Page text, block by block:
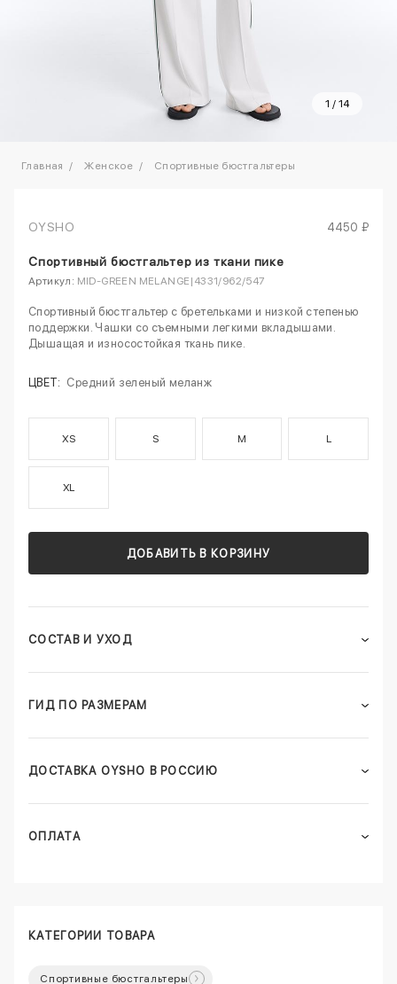
1 / 14
Главная Женское Спортивные бюстгальтеры
OYSHO 4450 ₽
Спортивный бюстгальтер из ткани пике
Артикул: MID-GREEN MELANGE|4331/962/547
Спортивный бюстгальтер с бретельками и низкой степенью
поддержки. Чашки со съемными легкими вкладышами.
Дышащая и износостойкая ткань пике.
ЦВЕТ: Средний зеленый меланж
XS S M L
XL
ДОБАВИТЬ В КОРЗИНУ
СОСТАВ И УХОД
ГИД ПО РАЗМЕРАМ
ДОСТАВКА OYSHO В РОССИЮ
ОПЛАТА
КАТЕГОРИИ ТОВАРА
Спортивные бюстгальтеры